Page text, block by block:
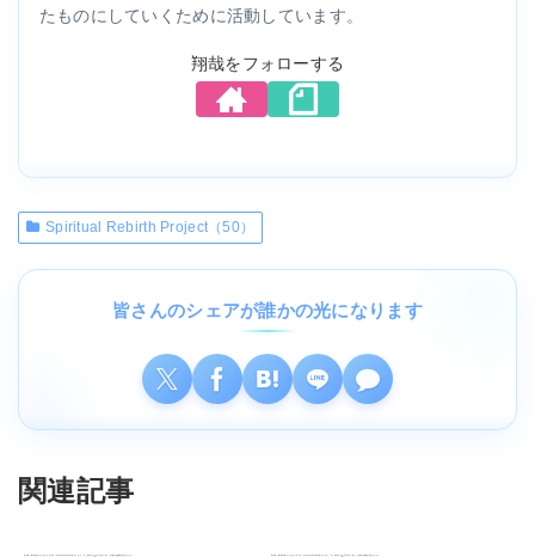
たものにしていくために活動しています。
翔哉をフォローする
Spiritual Rebirth Project（50）
皆さんのシェアが誰かの光になります
関連記事